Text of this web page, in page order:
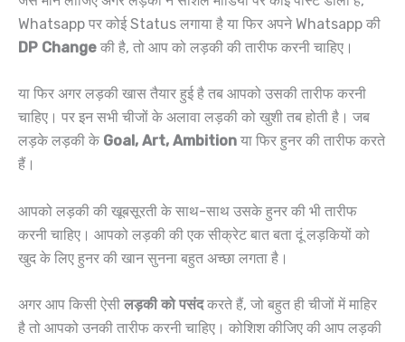
Whatsapp पर कोई Status लगाया है या फिर अपने Whatsapp की
DP Change की है, तो आप को लड़की की तारीफ करनी चाहिए।
या फिर अगर लड़की खास तैयार हुई है तब आपको उसकी तारीफ करनी
चाहिए। पर इन सभी चीजों के अलावा लड़की को खुशी तब होती है। जब
लड़के लड़की के Goal, Art, Ambition या फिर हुनर की तारीफ करते
हैं।
आपको लड़की की खूबसूरती के साथ-साथ उसके हुनर की भी तारीफ
करनी चाहिए। आपको लड़की की एक सीक्रेट बात बता दूं लड़कियों को
खुद के लिए हुनर की खान सुनना बहुत अच्छा लगता है।
अगर आप किसी ऐसी लड़की को पसंदकरते हैं, जो बहुत ही चीजों में माहिर
है तो आपको उनकी तारीफ करनी चाहिए। कोशिश कीजिए की आप लड़की